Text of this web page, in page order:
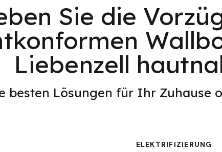
Sie die
Liebenzell
besten Lösungen für Ihr Zuhause
ELEKTRIFIZIERUNG